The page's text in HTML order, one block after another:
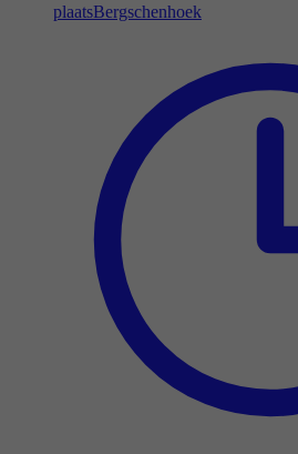
plaatsBergschenhoek